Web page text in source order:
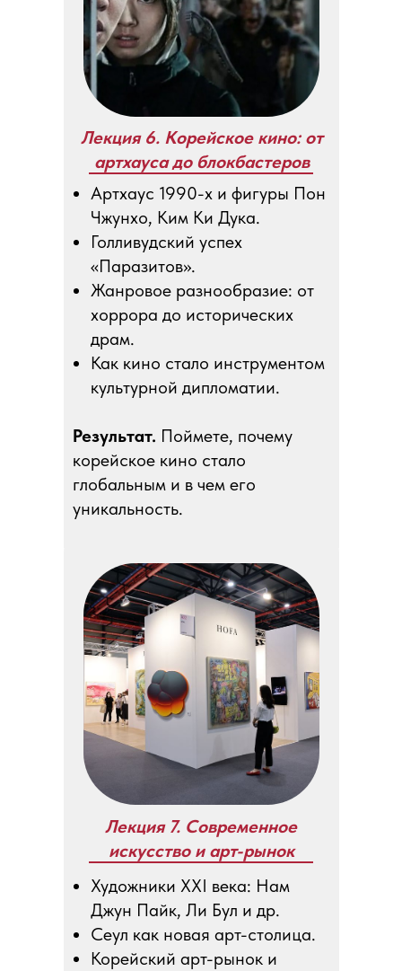
Артхаус 1990-х и фигуры Пон
Чжунхо, Ким Ки Дука.
Голливудский успех
«Паразитов».
Жанровое разнообразие: от
хоррора до исторических
драм.
Как кино стало инструментом
культурной дипломатии.
Результат. Поймете, почему
корейское кино стало
глобальным и в чем его
уникальность.
Лекция 6. Корейское кино: от
артхауса до блокбастеров
Художники XXI века: Нам
Джун Пайк, Ли Бул и др.
Сеул как новая арт-столица.
Корейский арт-рынок и
Лекция 7. Современное
искусство и арт-рынок